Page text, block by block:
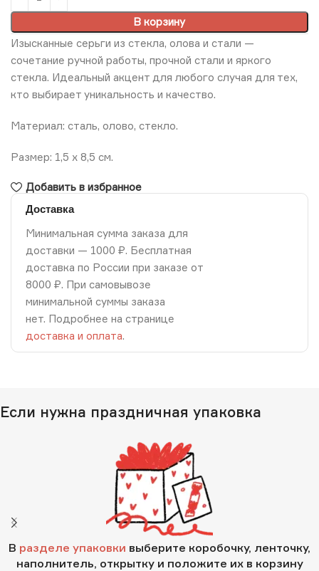
В корзину
Изысканные серьги из стекла, олова и стали —
сочетание ручной работы, прочной стали и яркого
стекла. Идеальный акцент для любого случая для тех,
кто выбирает уникальность и качество.
Материал: сталь, олово, стекло.
Размер: 1,5 х 8,5 см.
Добавить в избранное
Доставка
Минимальная сумма заказа для
доставки — 1000 ₽. Бесплатная
доставка по России при заказе от
8000 ₽. При самовывозе
минимальной суммы заказа
нет. Подробнее на странице
доставка и оплата.
Если нужна праздничная упаковка
В разделе упаковки выберите коробочку, ленточку,
наполнитель, открытку и положите их в корзину